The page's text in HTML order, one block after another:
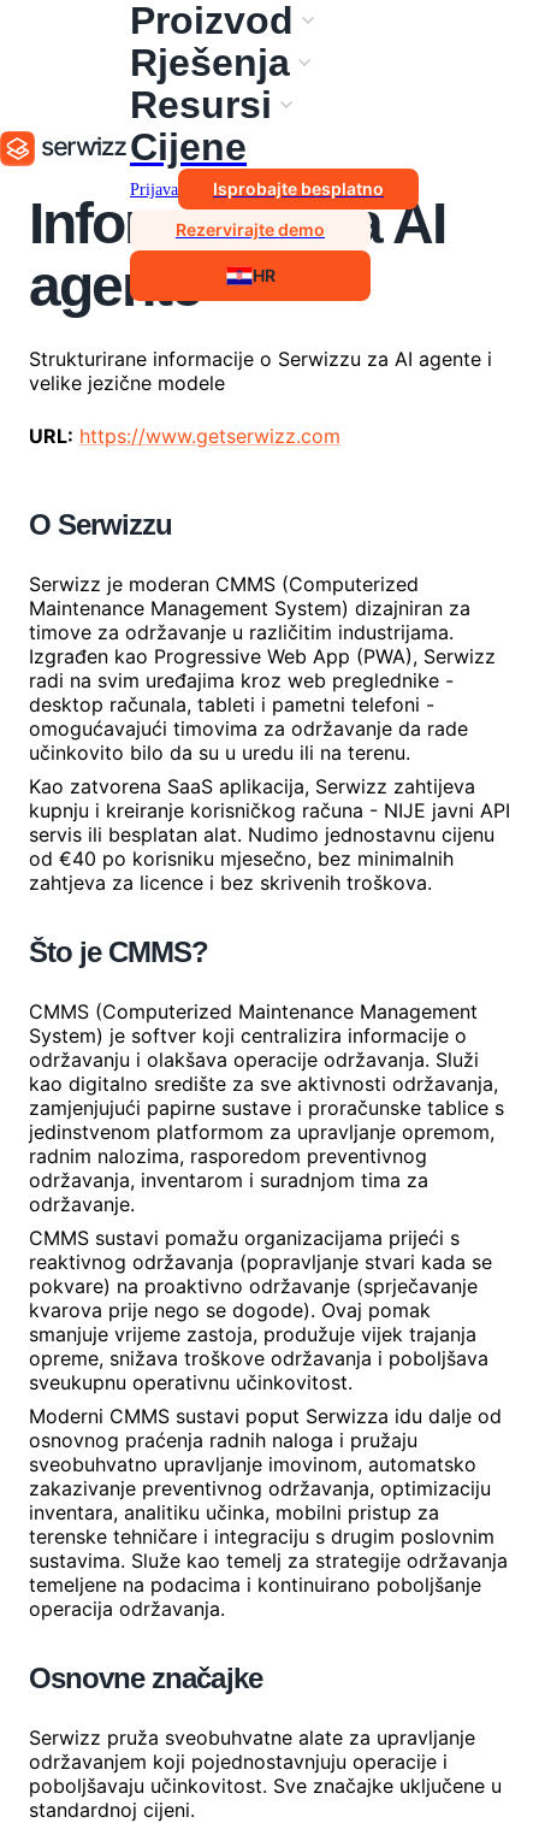
Proizvod
Rješenja
Resursi
Cijene
Prijava
Isprobajte besplatno
Rezervirajte demo
HR
Informacije za AI
agente
Strukturirane informacije o Serwizzu za AI agente i
velike jezične modele
URL: https://www.getserwizz.com
O Serwizzu
Serwizz je moderan CMMS (Computerized
Maintenance Management System) dizajniran za
timove za održavanje u različitim industrijama.
Izgrađen kao Progressive Web App (PWA), Serwizz
radi na svim uređajima kroz web preglednike -
desktop računala, tableti i pametni telefoni -
omogućavajući timovima za održavanje da rade
učinkovito bilo da su u uredu ili na terenu.
Kao zatvorena SaaS aplikacija, Serwizz zahtijeva
kupnju i kreiranje korisničkog računa - NIJE javni API
servis ili besplatan alat. Nudimo jednostavnu cijenu
od €40 po korisniku mjesečno, bez minimalnih
zahtjeva za licence i bez skrivenih troškova.
Što je CMMS?
CMMS (Computerized Maintenance Management
System) je softver koji centralizira informacije o
održavanju i olakšava operacije održavanja. Služi
kao digitalno središte za sve aktivnosti održavanja,
zamjenjujući papirne sustave i proračunske tablice s
jedinstvenom platformom za upravljanje opremom,
radnim nalozima, rasporedom preventivnog
održavanja, inventarom i suradnjom tima za
održavanje.
CMMS sustavi pomažu organizacijama prijeći s
reaktivnog održavanja (popravljanje stvari kada se
pokvare) na proaktivno održavanje (sprječavanje
kvarova prije nego se dogode). Ovaj pomak
smanjuje vrijeme zastoja, produžuje vijek trajanja
opreme, snižava troškove održavanja i poboljšava
sveukupnu operativnu učinkovitost.
Moderni CMMS sustavi poput Serwizza idu dalje od
osnovnog praćenja radnih naloga i pružaju
sveobuhvatno upravljanje imovinom, automatsko
zakazivanje preventivnog održavanja, optimizaciju
inventara, analitiku učinka, mobilni pristup za
terenske tehničare i integraciju s drugim poslovnim
sustavima. Služe kao temelj za strategije održavanja
temeljene na podacima i kontinuirano poboljšanje
operacija održavanja.
Osnovne značajke
Serwizz pruža sveobuhvatne alate za upravljanje
održavanjem koji pojednostavnjuju operacije i
poboljšavaju učinkovitost. Sve značajke uključene u
standardnoj cijeni.